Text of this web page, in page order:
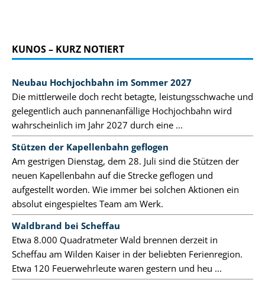
KUNOS – KURZ NOTIERT
Neubau Hochjochbahn im Sommer 2027
Die mittlerweile doch recht betagte, leistungsschwache und
gelegentlich auch pannenanfällige Hochjochbahn wird
wahrscheinlich im Jahr 2027 durch eine ...
Stützen der Kapellenbahn geflogen
Am gestrigen Dienstag, dem 28. Juli sind die Stützen der
neuen Kapellenbahn auf die Strecke geflogen und
aufgestellt worden. Wie immer bei solchen Aktionen ein
absolut eingespieltes Team am Werk.
Waldbrand bei Scheffau
Etwa 8.000 Quadratmeter Wald brennen derzeit in
Scheffau am Wilden Kaiser in der beliebten Ferienregion.
Etwa 120 Feuerwehrleute waren gestern und heu ...